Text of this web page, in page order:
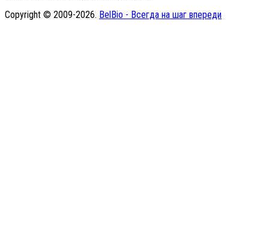
Copyright © 2009-2026. BelBio - Всегда на шаг впереди